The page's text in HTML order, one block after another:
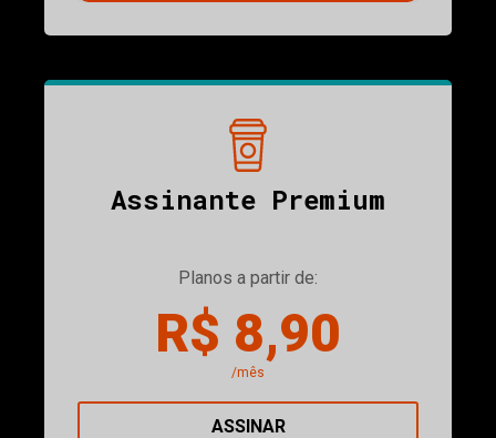
Assinante Premium
Planos a partir de:
R$ 8,90
/mês
ASSINAR